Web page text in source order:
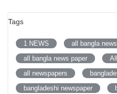
Tags
1 NEWS
all bangla
all bangla news paper
all newspapers
bangladeshi newspaper